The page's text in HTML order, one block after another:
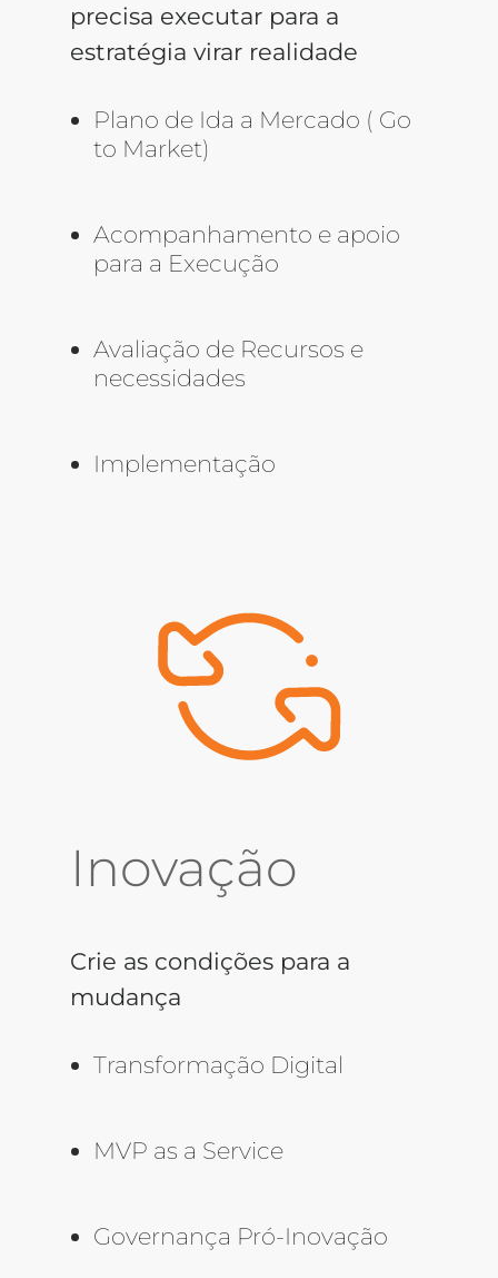
precisa executar para a
estratégia virar realidade
Plano de Ida a Mercado ( Go
to Market)
Acompanhamento e apoio
para a Execução
Avaliação de Recursos e
necessidades
Implementação
Inovação
Crie as condições para a
mudança
Transformação Digital
MVP as a Service
Governança Pró-Inovação